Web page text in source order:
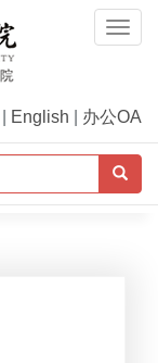
English 办公OA